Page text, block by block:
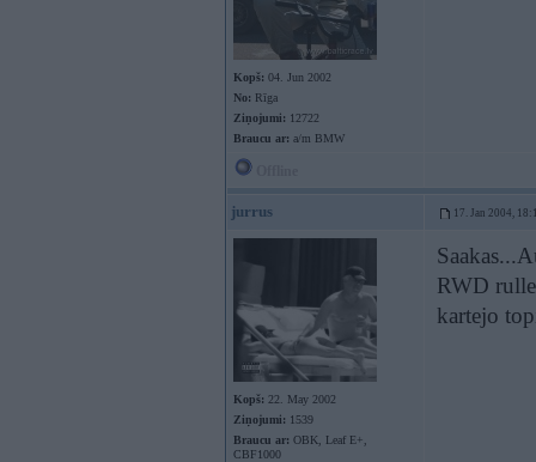
Kopš: 04. Jun 2002
No: Rīga
Ziņojumi: 12722
Braucu ar: a/m BMW
jurrus 17. Jan 2004,
Kopš: 22. May 2002
Ziņojumi: 1539
Braucu ar: OBK, Leaf E+,
CBF1000
RWD
kartejo